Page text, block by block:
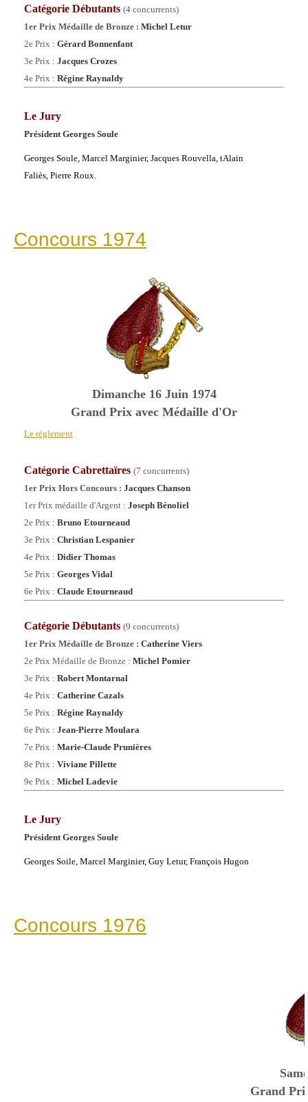
Catégorie Débutants (4 concurrents)
1er Prix Médaille de Bronze : Michel Letur
2e Prix : Gérard Bonnenfant
3e Prix : Jacques Crozes
4e Prix : Régine Raynaldy
Le Jury
Président Georges Soule
Georges Soule, Marcel Marginier, Jacques Rouvella, tAlain
Faliès, Pierre Roux.
Concours 1974
Dimanche 16 Juin 1974
Grand Prix avec Médaille d'Or
Le règlement
Catégorie Cabrettaïres (7 concurrents)
1er Prix Hors Concours : Jacques Chanson
1er Prix médaille d'Argent : Joseph Bénoliel
2e Prix : Bruno Etourneaud
3e Prix : Christian Lespanier
4e Prix : Didier Thomas
5e Prix : Georges Vidal
6e Prix : Claude Etourneaud
Catégorie Débutants (9 concurrents)
1er Prix Médaille de Bronze : Catherine Viers
2e Prix Médaille de Bronze : Michel Pomier
3e Prix : Robert Montarnal
4e Prix : Catherine Cazals
5e Prix : Régine Raynaldy
6e Prix : Jean-Pierre Moulara
7e Prix : Marie-Claude Prunières
8e Prix : Viviane Pillette
9e Prix : Michel Ladevie
Le Jury
Président Georges Soule
Georges Soile, Marcel Marginier, Guy Letur, François Hugon
Concours 1976
Grand